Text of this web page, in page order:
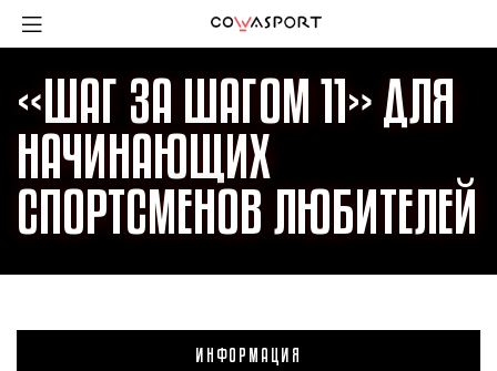
«ШАГ ЗА ШАГОМ 11» ДЛЯ
НАЧИНАЮЩИХ
СПОРТСМЕНОВ ЛЮБИТЕЛЕЙ
ИНФОРМАЦИЯ